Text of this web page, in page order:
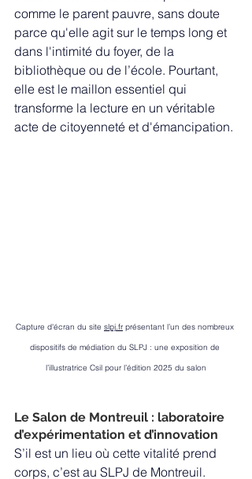
comme le parent pauvre, sans doute
parce qu'elle agit sur le temps long et
dans l'intimité du foyer, de la
bibliothèque ou de l’école. Pourtant,
elle est le maillon essentiel qui
transforme la lecture en un véritable
acte de citoyenneté et d'émancipation.
Capture d'écran du site slpj.fr présentant l’un des nombreux
dispositifs de médiation du SLPJ : une exposition de
l’illustratrice Csil pour l’édition 2025 du salon
Le Salon de Montreuil : laboratoire
d’expérimentation et d’innovation
S’il est un lieu où cette vitalité prend
corps, c’est au SLPJ de Montreuil.